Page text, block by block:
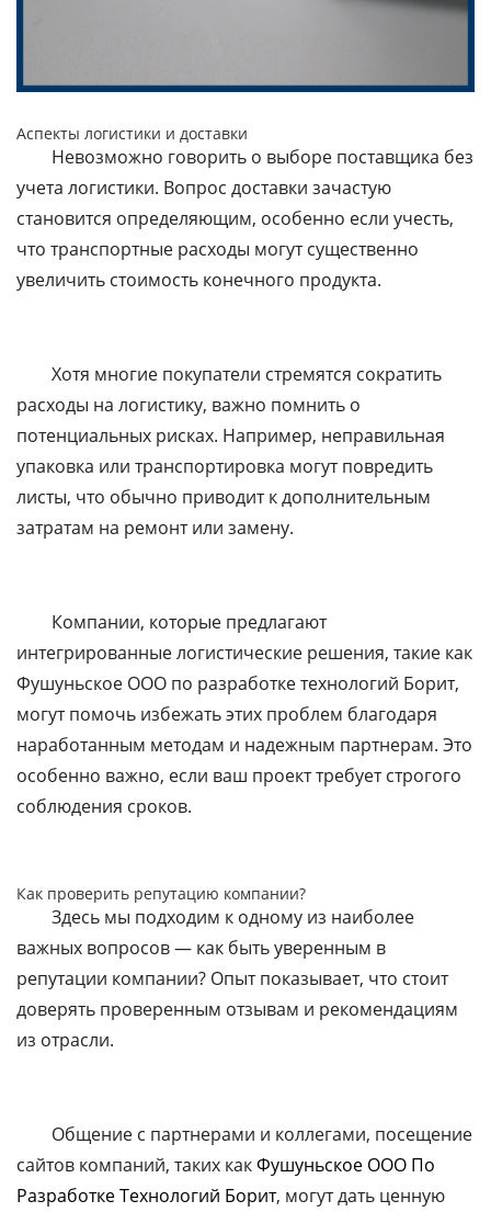
Аспекты логистики и доставки
Невозможно говорить о выборе поставщика без
учета логистики. Вопрос доставки зачастую
становится определяющим, особенно если учесть,
что транспортные расходы могут существенно
увеличить стоимость конечного продукта.
Хотя многие покупатели стремятся сократить
расходы на логистику, важно помнить о
потенциальных рисках. Например, неправильная
упаковка или транспортировка могут повредить
листы, что обычно приводит к дополнительным
затратам на ремонт или замену.
Компании, которые предлагают
интегрированные логистические решения, такие как
Фушуньское ООО по разработке технологий Борит,
могут помочь избежать этих проблем благодаря
наработанным методам и надежным партнерам. Это
особенно важно, если ваш проект требует строгого
соблюдения сроков.
Как проверить репутацию компании?
Здесь мы подходим к одному из наиболее
важных вопросов — как быть уверенным в
репутации компании? Опыт показывает, что стоит
доверять проверенным отзывам и рекомендациям
из отрасли.
Общение с партнерами и коллегами, посещение
сайтов компаний, таких какФушуньское ООО По
Разработке Технологий Борит, могут дать ценную